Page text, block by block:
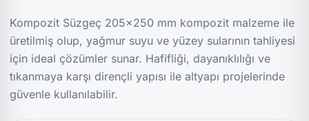
Kompozit Süzgeç 205x250 mm kompozit malzeme ile
üretilmiş olup, yağmur suyu ve yüzey sularının tahliyesi
için ideal çözümler sunar. Hafifliği, dayanıklılığı ve
tıkanmaya karşı dirençli yapısı ile altyapı projelerinde
güvenle kullanılabilir.